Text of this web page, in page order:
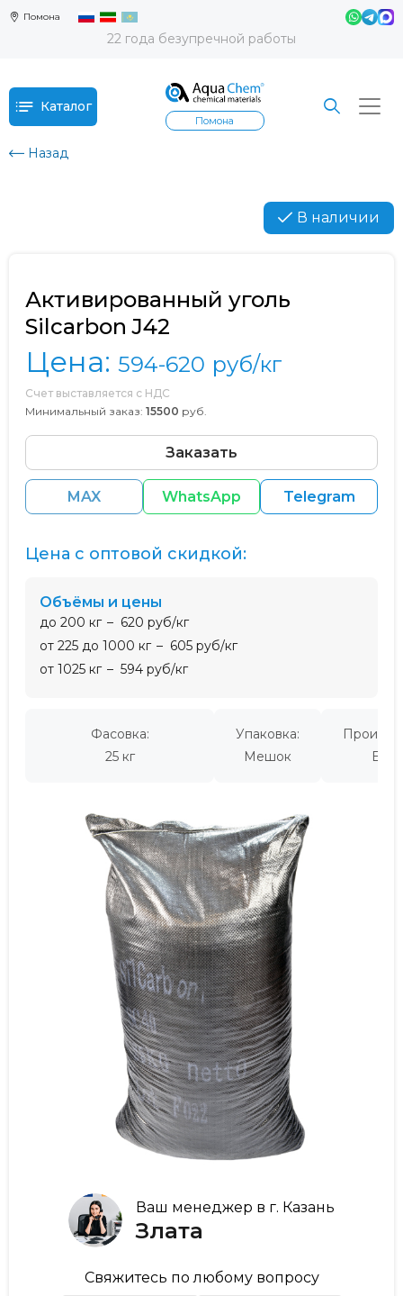
Помона
22 года безупречной работы
Каталог
Помона
Назад
В наличии
Ваш менеджер в г. Казань
Злата
Свяжитесь по любому вопросу
Активированный уголь
Silcarbon J42
Цена: 594-620 руб/кг
Счет выставляется с НДС
Минимальный заказ: 15500 руб.
Заказать
MAX WhatsApp Telegram
Фасовка:
25 кг
Упаковка:
Мешок
Цена с оптовой скидкой:
Объёмы и цены
до 200 кг
620 руб/кг
от 225 до 1000 кг
605 руб/кг
от 1025 кг
594 руб/кг